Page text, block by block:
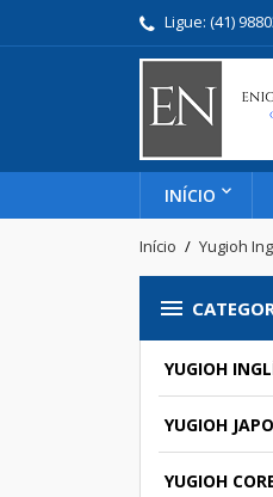
Ligue: (41)
INÍCIO
Início Yugioh

YUGIOH
YUGIOH
YUGIOH